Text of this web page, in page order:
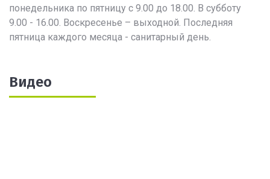
понедельника по пятницу с 9.00 до 18.00. В субботу
9.00 - 16.00. Воскресенье – выходной. Последняя
пятница каждого месяца - санитарный день.
Видео